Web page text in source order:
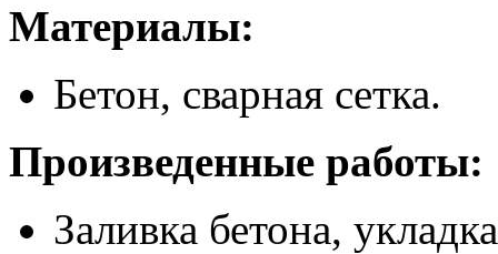
Материалы:
Бетон, сварная сетка.
Произведенные работы:
Заливка бетона,